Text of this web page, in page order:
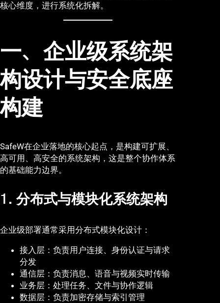
核心维度，进行系统化拆解。
一、企业级系统架
构设计与安全底座
构建
SafeW在企业落地的核心起点，是构建可扩展、
高可用、高安全的系统架构，这是整个协作体系
的基础能力边界。
1. 分布式与模块化系统架构
企业级部署通常采用分布式模块化设计：
接入层：负责用户连接、身份认证与请求
分发
通信层：负责消息、语音与视频实时传输
业务层：处理任务、文件与协作逻辑
数据层：负责加密存储与索引管理